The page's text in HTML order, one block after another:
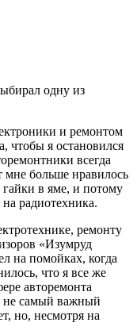
одну из
и ремонтом
чтобы я остановился
всегда
мне больше нравилось
гайки в яме, и потому
радиотехника.
ремонту
«Изумруд
на помойках, когда
что я все же
авторемонта
не самый важный
но, несмотря на